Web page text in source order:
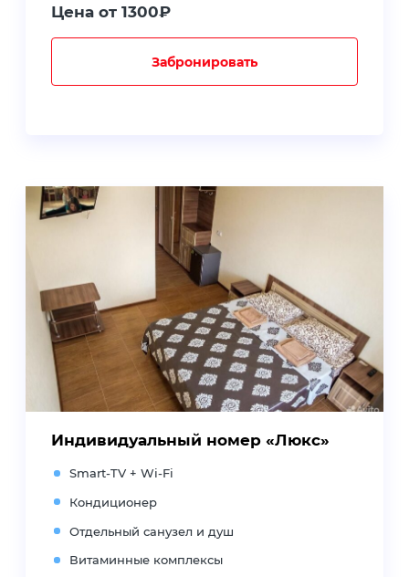
Цена от 1300₽
Забронировать
Индивидуальный номер «Люкс»
Smart-TV + Wi-Fi
Кондиционер
Отдельный санузел и душ
Витаминные комплексы